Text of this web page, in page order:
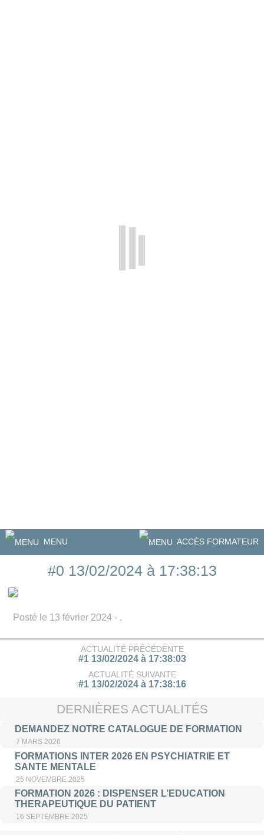
MENU ACCÈS FORMATEUR
#0 13/02/2024 à 17:38:13
Posté le 13 février 2024 - .
ACTUALITÉ PRÉCÉDENTE
#1 13/02/2024 à 17:38:03
ACTUALITÉ SUIVANTE
#1 13/02/2024 à 17:38:16
DERNIÈRES ACTUALITÉS
DEMANDEZ NOTRE CATALOGUE DE FORMATION
7 MARS 2026
FORMATIONS INTER 2026 EN PSYCHIATRIE ET
SANTE MENTALE
25 NOVEMBRE 2025
FORMATION 2026 : DISPENSER L’EDUCATION
THERAPEUTIQUE DU PATIENT
16 SEPTEMBRE 2025